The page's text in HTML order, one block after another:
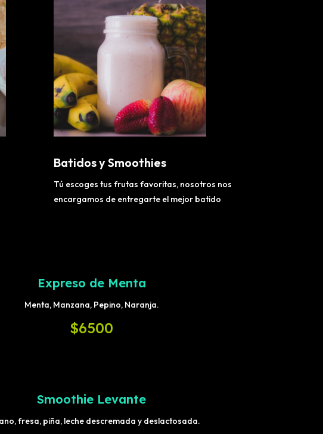
Batidos y Smoothies
Tú escoges tus frutas favoritas, nosotros nos
encargamos de entregarte el mejor batido
Expreso de Menta
Menta, Manzana, Pepino, Naranja.
$6500
Smoothie Levante
fresa, piña, leche descremada y deslactosada.